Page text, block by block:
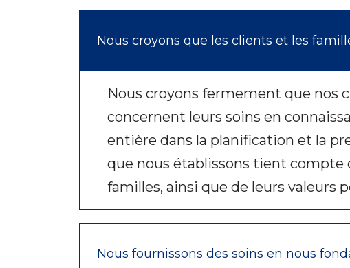
Nous croyons que les clients et les
Nous croyons fermement que nos
concernent leurs soins en
entière dans la planification et la
que nous établissons tient compte
familles, ainsi que de leurs valeurs
Nous fournissons des soins en nous